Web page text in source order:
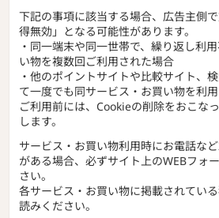
下記の事項に該当する場合、広告主側
得無効」となる可能性があります。
・同一端末や同一世帯で、繰り返し利
い物を複数回ご利用された場合
・他のポイントサイトや比較サイト、
て一度でも同サービス・お買い物を利
ご利用前には、Cookieの削除をおこな
します。
サービス・お買い物利用時にお電話な
がある場合、必ずサイト上のWEBフォ
さい。
各サービス・お買い物に掲載されてい
読みください。